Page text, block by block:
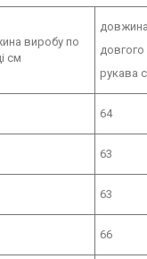
виробу по
см
довжина
довгого
рукава
64
63
63
66